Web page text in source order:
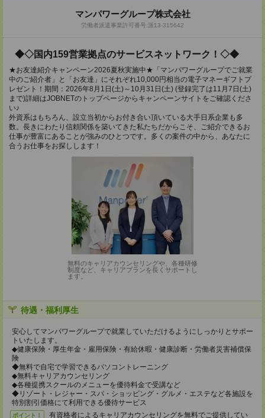
マンパワーグループ株式会社
労働者派遣事業許可番号:派13-315642
◆◇国内159営業拠点のサービスネットワーク！◇◆
★お友達紹介キャンペーン2026夏秋実施中★「マンパワーグループでご就業
中のご紹介者」と「お友達」にそれぞれ10,000円相当の電子マネーギフトプ
レゼント！期間：2026年8月1日(土)～10月31日(土) (登録完了は11月7日(土)
まで)詳細はJOBNETのトップページからキャンペーンサイトをご確認くださ
い♪
外資系はもちろん、設立当初からお付き合い頂いている大手日系企業も多
数。長きにわたり信頼関係を築いてきた私たちだからこそ、ご紹介できるお
仕事が豊富にあることが強みのひとつです。多くの案件の中から、あなたに
合うお仕事をお探しします！
無料のキャリアカウンセリングや、各種研修
制度など、キャリアプランを長くサポートし
ます。
待遇・福利厚生
安心してマンパワーグループで就業していただけるようにしっかりとサポー
トいたします。
◆健康保険・厚生年金・雇用保険・有給休暇・健康診断・労働者災害補償保
険
◆無料で自宅で学習できるパソコントレーニング
◆無料キャリアカウンセリング
◆各種提携スクールのメニューを優待料金で受講など
◆リゾート・レジャー・スパ・ショッピング・グルメ・エステなど各施設を
特別割引価格にて利用できる優待サービス
ポイント！ 有資格者によるキャリアカウンセリングを無料でご提供してい